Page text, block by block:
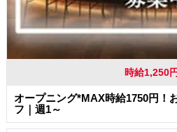
時給1,250
オープニング*MAX時給1750円！
フ｜週1～